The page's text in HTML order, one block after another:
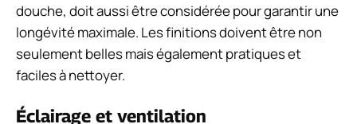
douche, doit aussi être considérée pour garantir une
longévité maximale. Les finitions doivent être non
seulement belles mais également pratiques et
faciles à nettoyer.
Éclairage et ventilation